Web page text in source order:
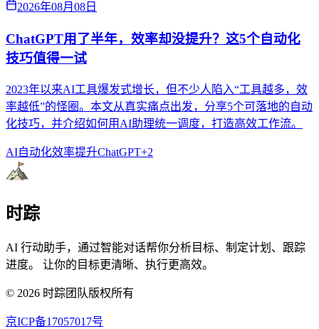
2026年08月08日
ChatGPT用了半年，效率却没提升？这5个自动化
技巧值得一试
2023年以来AI工具爆发式增长，但不少人陷入“工具越多，效
率越低”的怪圈。本文从真实痛点出发，分享5个可落地的自动
化技巧，并介绍如何用AI助理统一调度，打造高效工作流。
AI自动化效率提升ChatGPT+2
时踪
AI 行动助手，通过智能对话帮你分析目标、制定计划、跟踪
进度。 让你的目标更清晰、执行更高效。
© 2026 时踪团队版权所有
京ICP备17057017号